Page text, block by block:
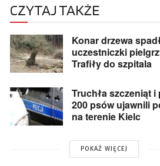
CZYTAJ TAKŻE
Konar drzewa
uczestniczki
Trafiły do szpitala
Truchła szczeniąt i
200 psów ujawnili
na terenie Kielc
POKAŻ WIĘCEJ